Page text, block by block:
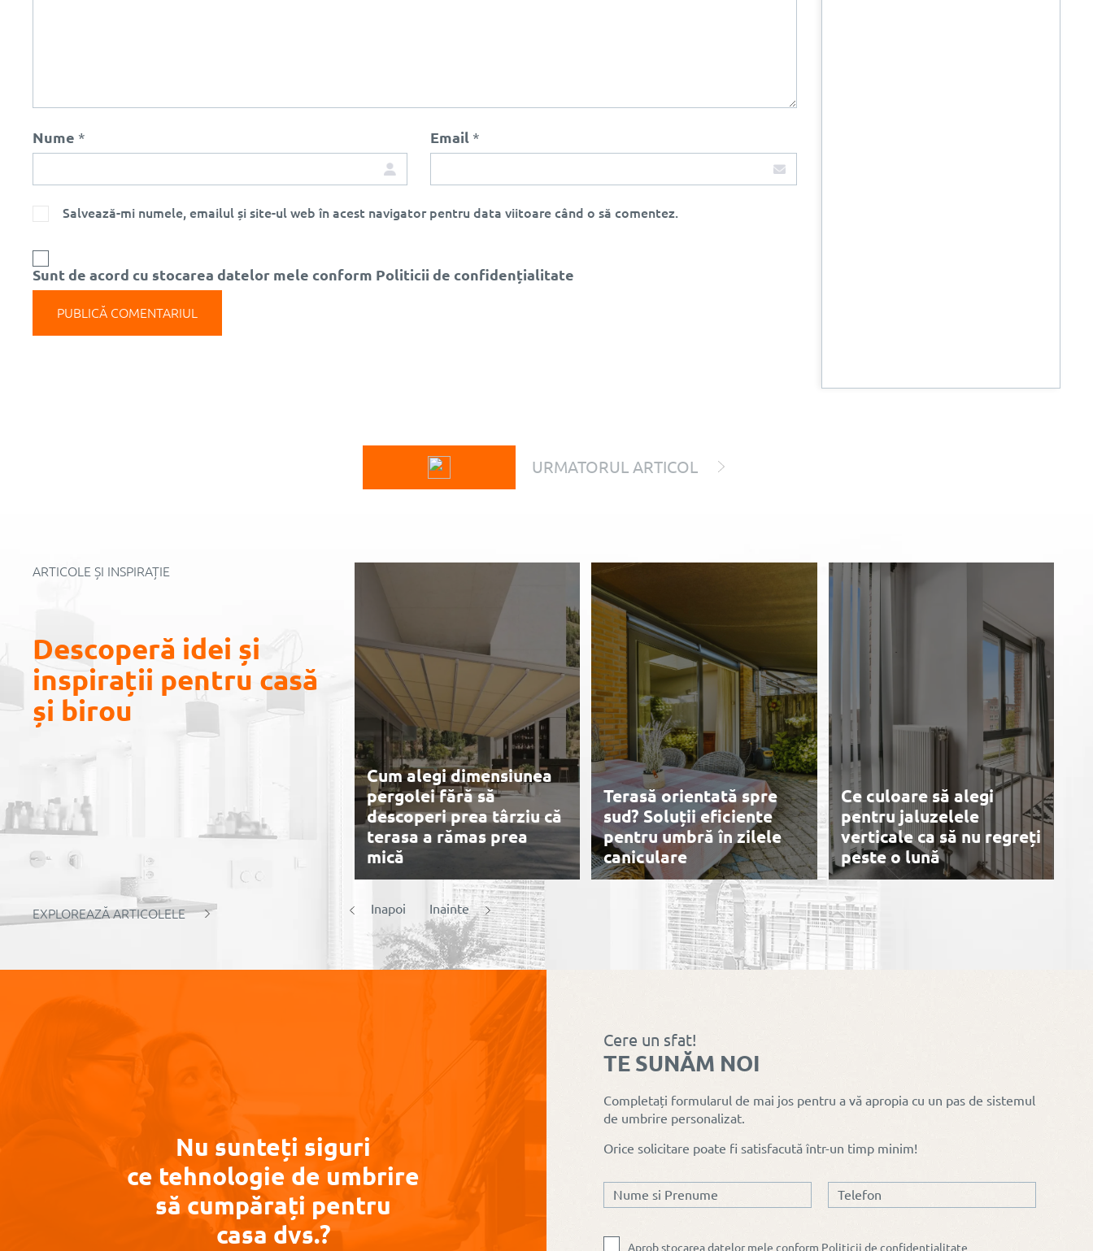
Nume * Email *
Salvează-mi numele, emailul și site-ul web în acest navigator pentru data viitoare când o să comentez.
Sunt de acord cu stocarea datelor mele conform Politicii de confidențialitate
URMATORUL ARTICOL
ARTICOLE ȘI INSPIRAȚIE
Descoperă idei și
inspirații pentru casă
și birou
EXPLOREAZĂ ARTICOLELE
Cum alegi dimensiunea
pergolei fără să
descoperi prea târziu că
terasa a rămas prea
mică
Terasă orientată spre
sud? Soluții eficiente
pentru umbră în zilele
caniculare
Ce culoare să alegi
pentru jaluzelele
verticale ca să nu regreți
peste o lună
Cât de mult reduc
temperatura rulourile
exterioare
De ce roletele zi/noapte
în apartamentele
Prețuri reduse, profitați
acum de Rolete plisee,
sită rulouri exterioare
Inapoi Inainte
Nu sunteți siguri
ce tehnologie de umbrire
să cumpărați pentru
casa dvs.?
Cere un sfat!
TE SUNĂM NOI
Completați formularul de mai jos pentru a vă apropia cu un pas de sistemul
de umbrire personalizat.
Orice solicitare poate fi satisfacută într-un timp minim!
Aprob stocarea datelor mele conform Politicii de confidențialitate